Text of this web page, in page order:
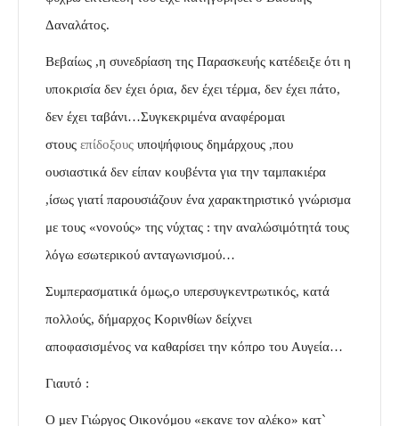
Δαναλάτος.
Βεβαίως ,η συνεδρίαση της Παρασκευής κατέδειξε ότι η
υποκρισία δεν έχει όρια, δεν έχει τέρμα, δεν έχει πάτο,
δεν έχει ταβάνι…Συγκεκριμένα αναφέρομαι
στους επίδοξους υποψήφιους δημάρχους ,που
ουσιαστικά δεν είπαν κουβέντα για την ταμπακιέρα
,ίσως γιατί παρουσιάζουν ένα χαρακτηριστικό γνώρισμα
με τους «νονούς» της νύχτας : την αναλώσιμότητά τους
λόγω εσωτερικού ανταγωνισμού…
Συμπερασματικά όμως,ο υπερσυγκεντρωτικός, κατά
πολλούς, δήμαρχος Κορινθίων δείχνει
αποφασισμένος να καθαρίσει την κόπρο του Αυγεία…
Γιαυτό :
Ο μεν Γιώργος Οικονόμου «εκανε τον αλέκο» κατ`